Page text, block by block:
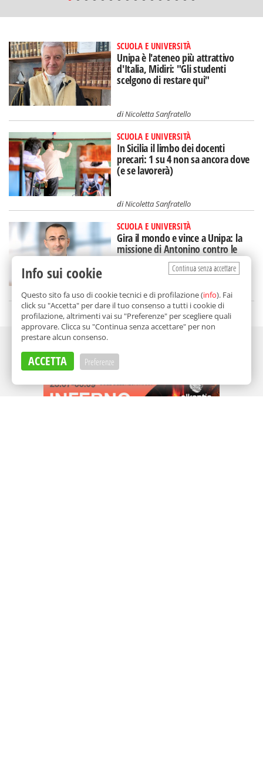
SCUOLA E UNIVERSITÀ
Unipa è l'ateneo più attrattivo
d'Italia, Midiri: "Gli studenti
scelgono di restare qui"
diNicoletta Sanfratello
SCUOLA E UNIVERSITÀ
In Sicilia il limbo dei docenti
precari: 1 su 4 non sa ancora dove
(e se lavorerà)
diNicoletta Sanfratello
SCUOLA E UNIVERSITÀ
Gira il mondo e vince a Unipa: la
missione di Antonino contro le
malattie autoimmuni
diNicoletta Sanfratello
Continua senza accettare
Info sui cookie
Questo sito fa uso di cookie tecnici e di profilazione (info). Fai
click su "Accetta" per dare il tuo consenso a tutti i cookie di
profilazione, altrimenti vai su "Preferenze" per scegliere quali
approvare. Clicca su "Continua senza accettare" per non
prestare alcun consenso.
ACCETTA Preferenze